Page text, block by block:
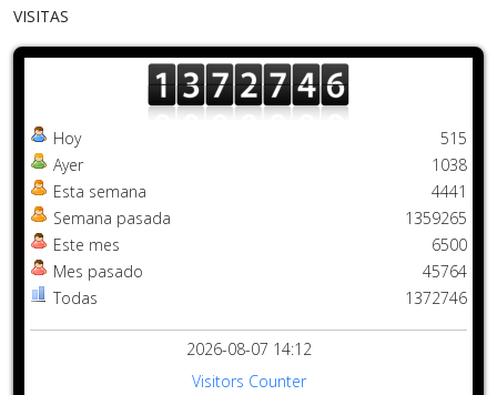
VISITAS
Hoy
Ayer
Esta semana
Semana pasada
Este mes
Mes pasado
Todas
515
1038
4441
1359265
6500
45764
1372746
2026-08-07 14:12
Visitors Counter